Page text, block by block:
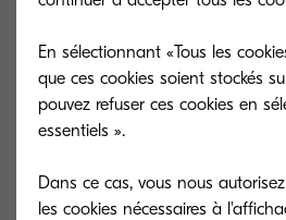
TK-5140K
accordance with ISO /IEC 19798.
En sélectionnant «Tous les
que ces cookies soient stockés
pouvez refuser ces cookies en
essentiels ».
Dans ce cas, vous nous
les cookies nécessaires à